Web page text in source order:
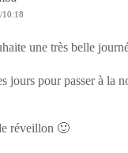
10:18
une très belle
jours pour passer à la
réveillon 🙂